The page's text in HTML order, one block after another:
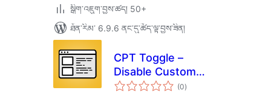
སྒྲིག་འཇུག་བྱས་ཚད། 50+
ཐོན་རིམ་ 6.9.6 ནང་དུ་ཚོད་ལྟ་བྱས་ཟིན།
CPT Toggle –
Disable Custom
Post Types (0གདེང་
འཇོག་
)